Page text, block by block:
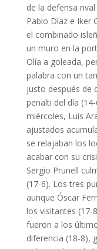
de la defensa
Pablo Díaz e Iker
el combinado
un muro en la
Olía a goleada,
palabra con un
justo después de
penalti del día
miércoles, Luis
ajustados
se relajaban los
acabar con su
Sergio Prunell
(17-6). Los tres
aunque Óscar
los visitantes (17-
fueron a los
diferencia (18-8),